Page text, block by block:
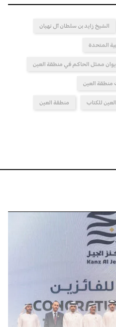
الشيخ زايد بن سلطان آل نهيان
المتحدة
ممثل الحاكم في منطقة العين
منطقة العين
للكتاب منطقة العين